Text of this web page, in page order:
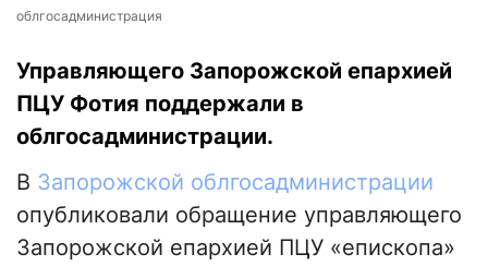
облгосадминистрация
Управляющего Запорожской епархией
ПЦУ Фотия поддержали в
облгосадминистрации.
В Запорожской облгосадминистрации
опубликовали обращение управляющего
Запорожской епархией ПЦУ «епископа»